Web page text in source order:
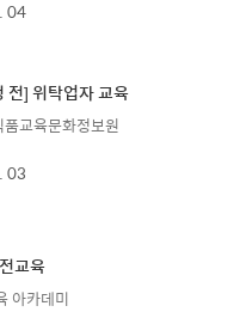
04
전] 위탁업자 교육
교육문화정보원
03
교육
아카데미